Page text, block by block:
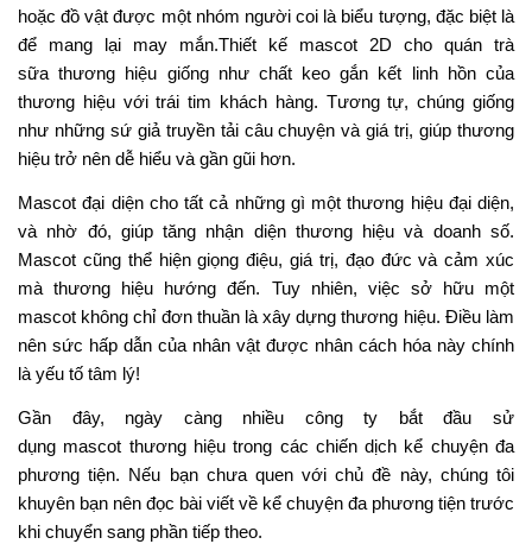
hoặc đồ vật được một nhóm người coi là biểu tượng, đặc biệt là
để mang lại may mắn.Thiết kế mascot 2D cho quán trà
sữa thương hiệu giống như chất keo gắn kết linh hồn của
thương hiệu với trái tim khách hàng. Tương tự, chúng giống
như những sứ giả truyền tải câu chuyện và giá trị, giúp thương
hiệu trở nên dễ hiểu và gần gũi hơn.
Mascot đại diện cho tất cả những gì một thương hiệu đại diện,
và nhờ đó, giúp tăng nhận diện thương hiệu và doanh số.
Mascot cũng thể hiện giọng điệu, giá trị, đạo đức và cảm xúc
mà thương hiệu hướng đến. Tuy nhiên, việc sở hữu một
mascot không chỉ đơn thuần là xây dựng thương hiệu. Điều làm
nên sức hấp dẫn của nhân vật được nhân cách hóa này chính
là yếu tố tâm lý!
Gần đây, ngày càng nhiều công ty bắt đầu sử
dụng mascot thương hiệu trong các chiến dịch kể chuyện đa
phương tiện. Nếu bạn chưa quen với chủ đề này, chúng tôi
khuyên bạn nên đọc bài viết về kể chuyện đa phương tiện trước
khi chuyển sang phần tiếp theo.